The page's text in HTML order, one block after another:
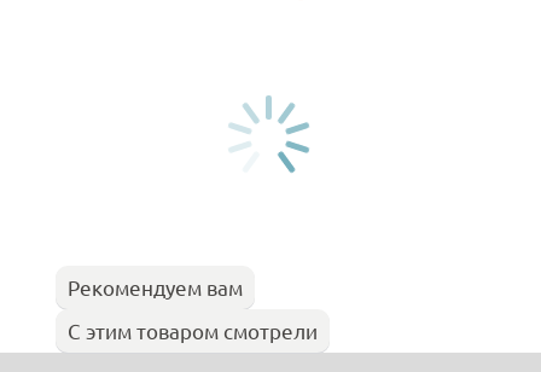
Рекомендуем вам
С этим товаром смотрели